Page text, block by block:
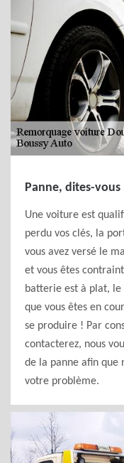
Panne, dites-vous
Une voiture est
perdu vos clés, la
vous avez versé le
et vous êtes
batterie est à plat, le
que vous êtes en
se produire ! Par
contacterez, nous
de la panne afin que
votre problème.